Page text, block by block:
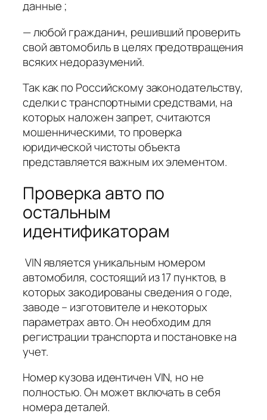
данные ;
— любой гражданин, решивший проверить
свой автомобиль в целях предотвращения
всяких недоразумений.
Так как по Российскому законодательству,
сделки с транспортными средствами, на
которых наложен запрет, считаются
мошенническими, то проверка
юридической чистоты объекта
представляется важным их элементом.
Проверка авто по
остальным
идентификаторам
VIN является уникальным номером
автомобиля, состоящий из 17 пунктов, в
которых закодированы сведения о годе,
заводе – изготовителе и некоторых
параметрах авто. Он необходим для
регистрации транспорта и постановке на
учет.
Номер кузова идентичен VIN, но не
полностью. Он может включать в себя
номера деталей.